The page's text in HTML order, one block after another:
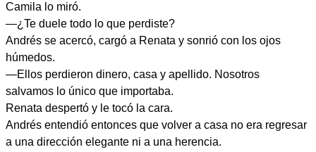
Camila lo miró.
—¿Te duele todo lo que perdiste?
Andrés se acercó, cargó a Renata y sonrió con los ojos
húmedos.
—Ellos perdieron dinero, casa y apellido. Nosotros
salvamos lo único que importaba.
Renata despertó y le tocó la cara.
Andrés entendió entonces que volver a casa no era regresar
a una dirección elegante ni a una herencia.